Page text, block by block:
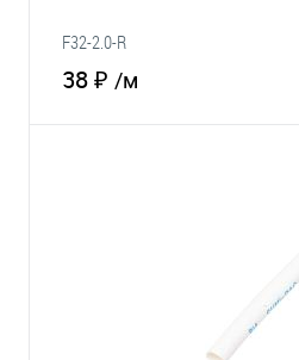
F32-2.0-R
38 ₽ /м